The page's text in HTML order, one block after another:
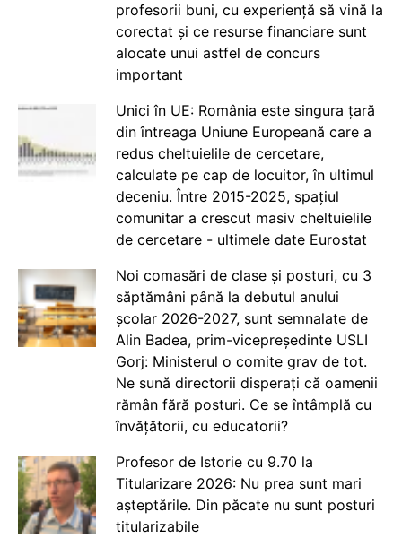
profesorii buni, cu experiență să vină la
corectat și ce resurse financiare sunt
alocate unui astfel de concurs
important
Unici în UE: România este singura țară
din întreaga Uniune Europeană care a
redus cheltuielile de cercetare,
calculate pe cap de locuitor, în ultimul
deceniu. Între 2015-2025, spațiul
comunitar a crescut masiv cheltuielile
de cercetare - ultimele date Eurostat
Noi comasări de clase și posturi, cu 3
săptămâni până la debutul anului
școlar 2026-2027, sunt semnalate de
Alin Badea, prim-vicepreședinte USLI
Gorj: Ministerul o comite grav de tot.
Ne sună directorii disperați că oamenii
rămân fără posturi. Ce se întâmplă cu
învățătorii, cu educatorii?
Profesor de Istorie cu 9.70 la
Titularizare 2026: Nu prea sunt mari
așteptările. Din păcate nu sunt posturi
titularizabile